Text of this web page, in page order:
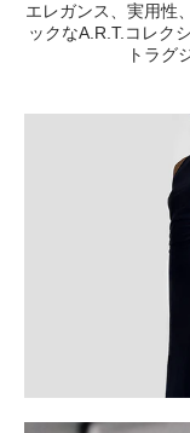
エレガンス、実用性
ックなA.R.T.コレク
トラグ